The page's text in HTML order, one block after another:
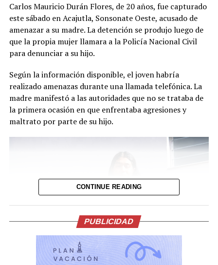
García Hernández
chocó contra un
motociclista que
trabajaba como
repartidor y que falleció
en el lugar tras el
impacto.
Luego del…
pic.twitter.com/UxiVvtMJIG
— PNC El Salvador
(@PNCSV)August 8,
2026
El motociclista fallecido fue identificado como Manuel
Arístides Murcia Hernández, quien fue velado y
Carlos Mauricio Durán Flores, de 20 años, fue capturado
este sábado en Acajutla, Sonsonate Oeste, acusado de
amenazar a su madre. La detención se produjo luego de
que la propia mujer llamara a la Policía Nacional Civil
para denunciar a su hijo.
Según la información disponible, el joven habría
realizado amenazas durante una llamada telefónica. La
madre manifestó a las autoridades que no se trataba de
la primera ocasión en que enfrentaba agresiones y
maltrato por parte de su hijo.
CONTINUE READING
PUBLICIDAD